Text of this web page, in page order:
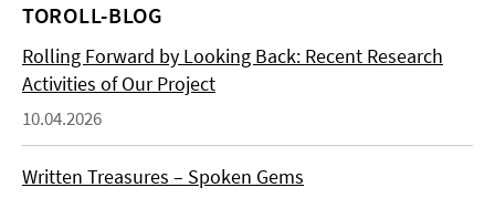
TOROLL-BLOG
Rolling Forward by Looking Back: Recent Research
Activities of Our Project
10.04.2026
Written Treasures – Spoken Gems